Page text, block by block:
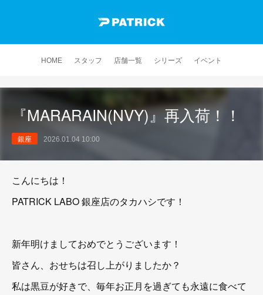
HOME スタッフ 店舗一覧 シリーズ イベント
『MARARAIN(NVY)』再入荷！！
銀座 2026.01.04 10:00
こんにちは！
PATRICK LABO 銀座店のタカハシです！
新年明けましておめでとうございます！
皆さん、おせちは召し上がりましたか？
私は黒豆が好きで、毎年お正月を過ぎても永遠に食べて